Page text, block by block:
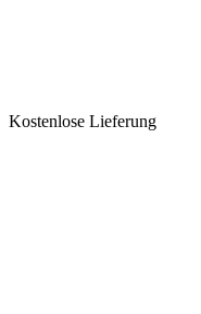
Kostenlose Lieferung